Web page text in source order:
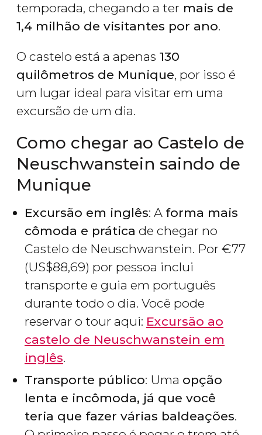
temporada, chegando a ter mais de
1,4 milhão de visitantes por ano.
O castelo está a apenas 130
quilômetros de Munique, por isso é
um lugar ideal para visitar em uma
excursão de um dia.
Como chegar ao Castelo de
Neuschwanstein saindo de
Munique
Excursão em inglês: A forma mais
cômoda e prática de chegar no
Castelo de Neuschwanstein. Por €77
(US$88,69) por pessoa inclui
transporte e guia em português
durante todo o dia. Você pode
reservar o tour aqui: Excursão ao
castelo de Neuschwanstein em
inglês.
Transporte público: Uma opção
lenta e incômoda, já que você
teria que fazer várias baldeações.